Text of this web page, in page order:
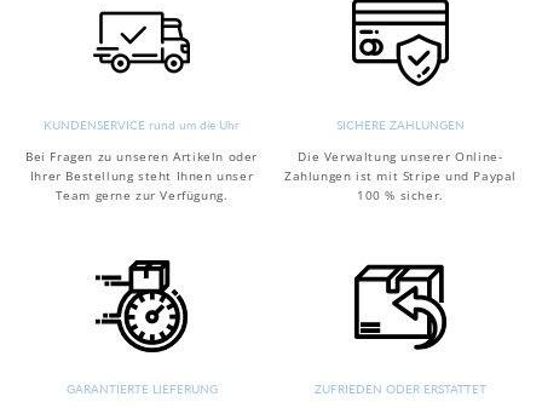
KUNDENSERVICE rund um die Uhr
Bei Fragen zu unseren Artikeln oder
Ihrer Bestellung steht Ihnen unser
Team gerne zur Verfügung.
SICHERE ZAHLUNGEN
Die Verwaltung unserer Online-
Zahlungen ist mit Stripe und Paypal
100 % sicher.
GARANTIERTE LIEFERUNG ZUFRIEDEN ODER ERSTATTET